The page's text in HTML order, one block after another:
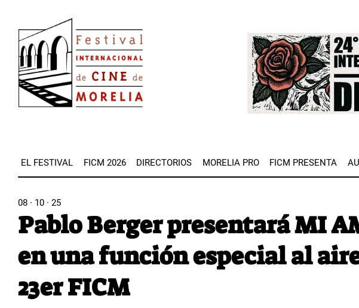
contenido
principal
Image
EL FESTIVAL FICM 2026 DIRECTORIOS MORELIA PRO FICM PRESENTA
08 · 10 · 25
Pablo Berger presentará MI
en una función especial al
23er FICM